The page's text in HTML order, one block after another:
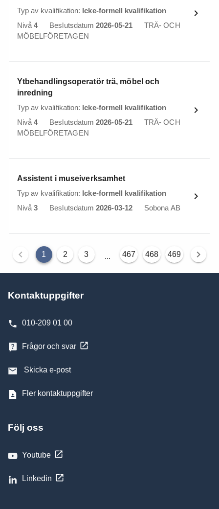
Typ av kvalifikation: Icke-formell kvalifikation
Nivå4 Beslutsdatum2026-05-21
TRÄ- OCH
MÖBELFÖRETAGEN
Ytbehandlingsoperatör trä, möbel och
inredning
Typ av kvalifikation: Icke-formell kvalifikation
Nivå4 Beslutsdatum2026-05-21
TRÄ- OCH
MÖBELFÖRETAGEN
Assistent i museiverksamhet
Typ av kvalifikation: Icke-formell kvalifikation
Nivå3 Beslutsdatum2026-03-12 Sobona AB
1 2 3 ... 467 468 469
Kontaktuppgifter
010-209 01 00
Frågor och svar
Skicka e-post
Fler kontaktuppgifter
Följ oss
Youtube
Linkedin